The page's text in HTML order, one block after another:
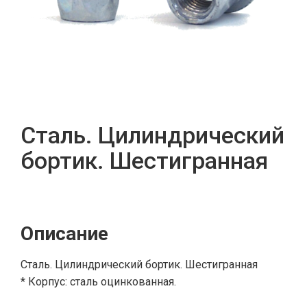
Сталь. Цилиндрический
бортик. Шестигранная
Описание
Сталь. Цилиндрический бортик. Шестигранная
* Корпус: сталь оцинкованная.